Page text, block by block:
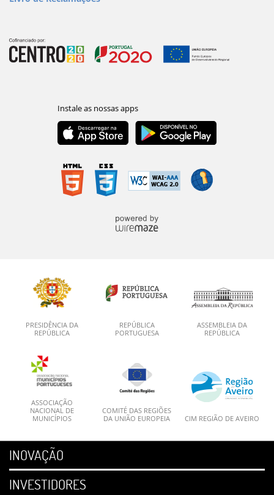
PRESIDÊNCIA DA
REPÚBLICA
REPÚBLICA
PORTUGUESA
ASSEMBLEIA DA
REPÚBLICA
ASSOCIAÇÃO
NACIONAL DE
MUNICÍPIOS
COMITÉ DAS REGIÕES
DA UNIÃO EUROPEIA
CIM REGIÃO DE AVEIRO
INOVAÇÃO
INVESTIDORES